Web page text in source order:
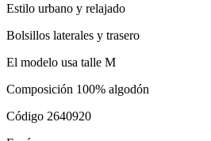
Estilo urbano y relajado
Bolsillos laterales y trasero
El modelo usa talle M
Composición 100% algodón
Código 2640920